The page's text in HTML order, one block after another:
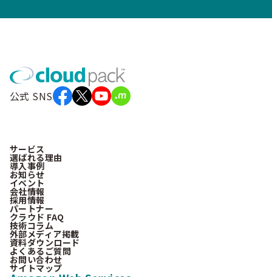
公式 SNS
サービス
選ばれる理由
導入事例
お知らせ
イベント
会社情報
採用情報
パートナー
クラウド FAQ
技術コラム
外部メディア掲載
資料ダウンロード
よくあるご質問
お問い合わせ
サイトマップ